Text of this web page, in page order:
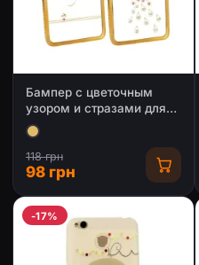
Бампер с цветочным
узором и стразами для
Xiaomi Redmi 4X
118 грн
98 грн
-17%